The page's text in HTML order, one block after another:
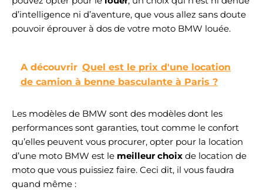
d’intelligence ni d’aventure, que vous allez sans doute
pouvoir éprouver à dos de votre moto BMW louée.
A découvrir Quel est le prix d'une location
de camion à benne basculante à Paris ?
Les modèles de BMW sont des modèles dont les
performances sont garanties, tout comme le confort
qu’elles peuvent vous procurer, opter pour la location
d’une moto BMW est le meilleur choix de location de
moto que vous puissiez faire. Ceci dit, il vous faudra
quand même :